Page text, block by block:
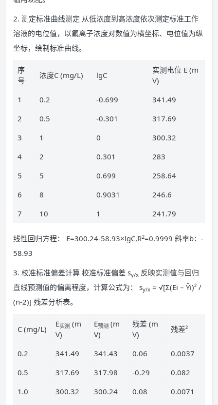
2. 测定标准曲线测定 从低浓度到高浓度依次测定标准工作
溶液的电位值，以氟离子浓度对数值为横坐标、电位值为纵
坐标，绘制标准曲线。
序
号
浓度C (mg/L) lgC
实测电位 E (m
V)
1
0.2 -0.699
341.49
2
0.5 -0.301
317.69
3
1 0
300.32
4
2 0.301
283
5
5 0.699
258.64
6
8 0.9031
246.6
7
10 1 241.79
线性回归方程： E=300.24-58.93×lgC,R2=0.9999 斜率b：-
58.93
3. 校准标准偏差计算 校准标准偏差 sy/x 反映实测值与回归
直线预测值的偏离程度，计算公式为： sy/x = √[Σ(Ei – Ŷi)² /
(n-2)] 残差分析表。
C (mg/L)
E实测 (m
V)
E预测 (m
V)
残差 (m
V)
残差²
0.2 341.49 341.43 0.06
0.0037
0.5
317.69 317.98 -0.29
0.082
1.0
300.32 300.24 0.08 0.0071